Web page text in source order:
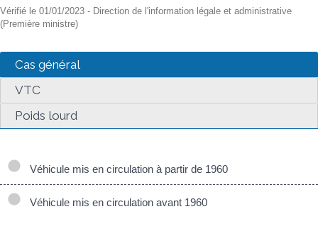
Vérifié le 01/01/2023 - Direction de l'information légale et administrative
(Première ministre)
Cas général
VTC
Poids lourd
Véhicule mis en circulation à partir de 1960
Véhicule mis en circulation avant 1960